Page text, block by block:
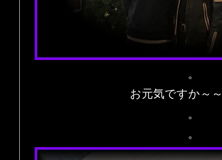
。
お元気ですか～
。
。